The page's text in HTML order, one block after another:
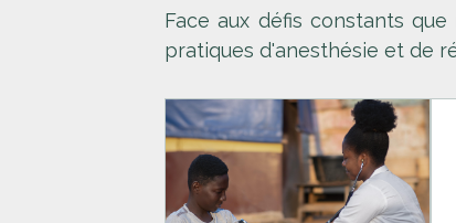
Face aux défis constants
pratiques d'anesthésie et de